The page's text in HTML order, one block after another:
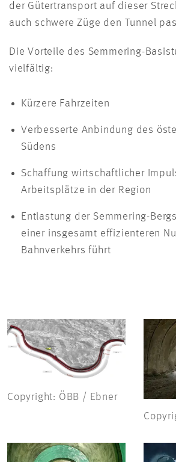
der Gütertransport auf dieser
auch schwere Züge den Tunnel
Die Vorteile des Semmering-
vielfältig:
Kürzere Fahrzeiten
Verbesserte Anbindung des
Südens
Schaffung wirtschaftlicher
Arbeitsplätze in der Region
Entlastung der Semmering-
einer insgesamt effizienteren
Bahnverkehrs führt
Copyright: ÖBB / Ebner